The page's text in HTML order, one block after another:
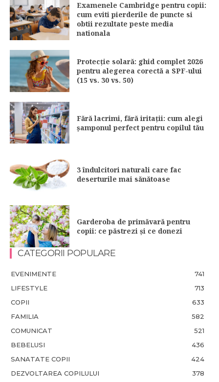
Examenele Cambridge pentru copii:
cum eviti pierderile de puncte si
obtii rezultate peste media
nationala
Protecție solară: ghid complet 2026
pentru alegerea corectă a SPF-ului
(15 vs. 30 vs. 50)
Fără lacrimi, fără iritații: cum alegi
șamponul perfect pentru copilul tău
3 îndulcitori naturali care fac
deserturile mai sănătoase
Garderoba de primăvară pentru
copii: ce păstrezi și ce donezi
CATEGORII POPULARE
EVENIMENTE
741
LIFESTYLE
713
COPII
633
FAMILIA
582
COMUNICAT
521
BEBELUSI
436
SANATATE COPII
424
DEZVOLTAREA COPILULUI
378